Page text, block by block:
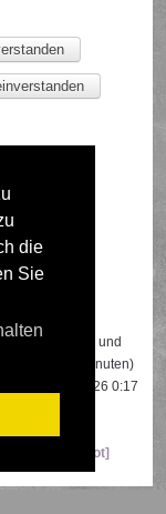
die
Sie
0 unsichtbare und
letzten 5 Minuten)
am 13.04.2026 0:17
Majestic-12 [Bot]